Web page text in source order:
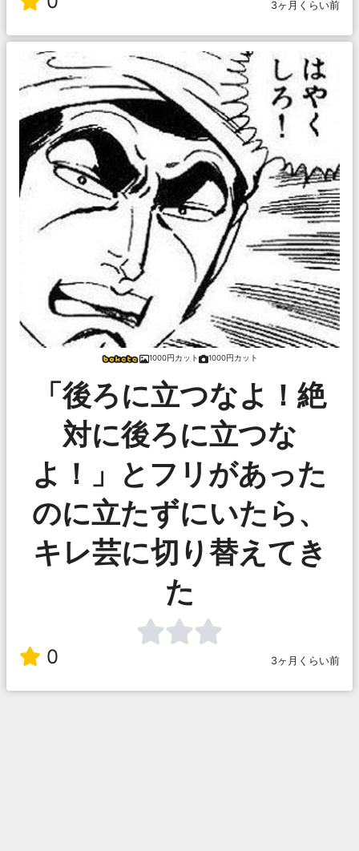
3ヶ月くらい前
1000円カット 1000円カット
「後ろに立つなよ！絶
対に後ろに立つな
よ！」とフリがあった
のに立たずにいたら、
キレ芸に切り替えてき
た
0 3ヶ月くらい前